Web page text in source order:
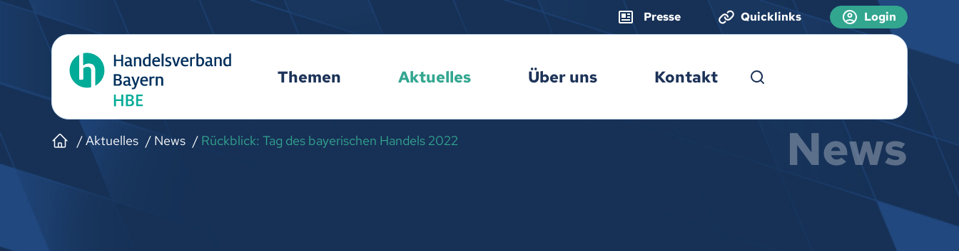
Presse Quicklinks Login
Themen Aktuelles Über uns Kontakt
Aktuelles News Rückblick: Tag des bayerischen Handels 2022 News